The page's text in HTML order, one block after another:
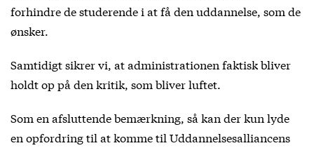
forhindre de studerende i at få den uddannelse, som de
ønsker.
Samtidigt sikrer vi, at administrationen faktisk bliver
holdt op på den kritik, som bliver luftet.
Som en afsluttende bemærkning, så kan der kun lyde
en opfordring til at komme til Uddannelsesalliancens